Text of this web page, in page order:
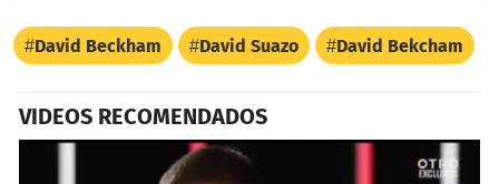
David Beckham David Suazo David Bekcham
VIDEOS RECOMENDADOS